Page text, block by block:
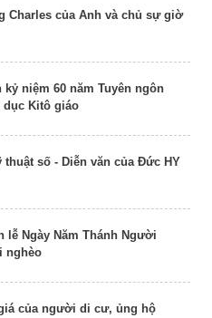
Charles của Anh và chủ sự giờ
niệm 60 năm Tuyên ngôn
dục Kitô giáo
số - Diễn văn của Đức HY
lễ Ngày Năm Thánh Người
nghèo
của người di cư, ủng hộ